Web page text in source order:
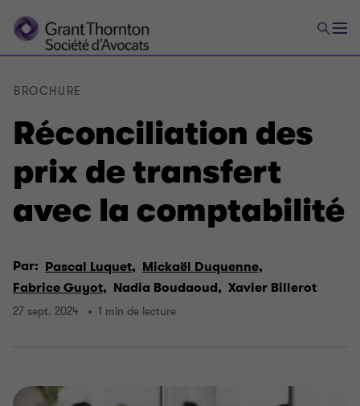
Réconciliation des
prix de transfert
avec la comptabilité
BROCHURE
Par: Pascal Luquet, Mickaël Duquenne,
Fabrice Guyot, Nadia Boudaoud, Xavier Billerot
27 sept. 2024 1 min de lecture